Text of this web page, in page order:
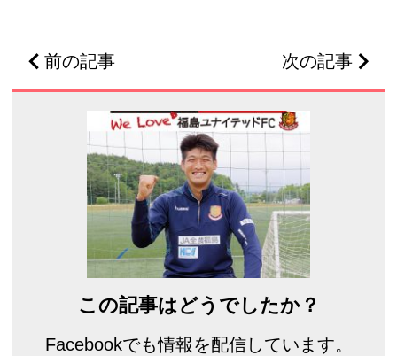
前の記事 次の記事
この記事はどうでしたか？
Facebookでも情報を配信しています。